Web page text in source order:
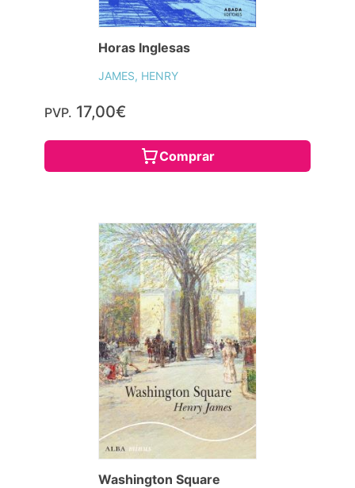
Horas Inglesas
JAMES, HENRY
PVP. 17,00€
Comprar
Washington Square